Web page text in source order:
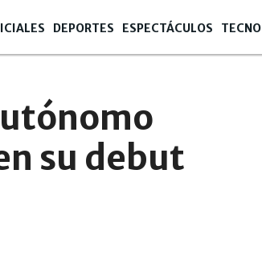
DEPORTES ESPECTÁCULOS TECNO
su debut